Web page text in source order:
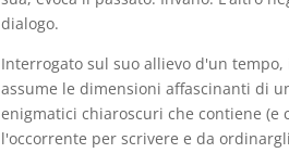
dialogo.
Interrogato sul suo allievo d'un
assume le dimensioni affascinanti di
enigmatici chiaroscuri che contiene (e
l'occorrente per scrivere e da